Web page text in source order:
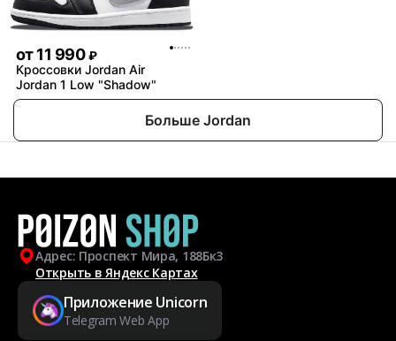
от11 990 ₽
Кроссовки Jordan Air
Jordan 1 Low "Shadow"
Больше Jordan
Адрес: Проспект Мира, 188Бк3
Открыть в Яндекс Картах
Приложение Unicorn
Telegram Web App